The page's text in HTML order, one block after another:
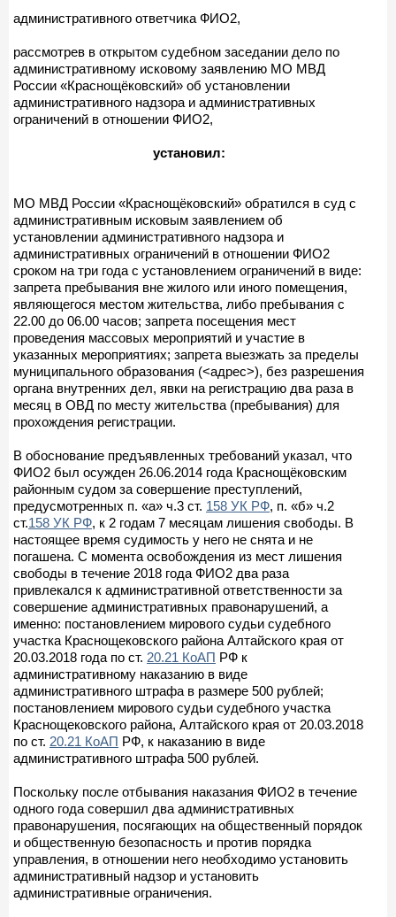
административного ответчика ФИО2,
рассмотрев в открытом судебном заседании дело по
административному исковому заявлению МО МВД
России «Краснощёковский» об установлении
административного надзора и административных
ограничений в отношении ФИО2,
установил:
МО МВД России «Краснощёковский» обратился в суд с
административным исковым заявлением об
установлении административного надзора и
административных ограничений в отношении ФИО2
сроком на три года с установлением ограничений в виде:
запрета пребывания вне жилого или иного помещения,
являющегося местом жительства, либо пребывания с
22.00 до 06.00 часов; запрета посещения мест
проведения массовых мероприятий и участие в
указанных мероприятиях; запрета выезжать за пределы
муниципального образования (<адрес>), без разрешения
органа внутренних дел, явки на регистрацию два раза в
месяц в ОВД по месту жительства (пребывания) для
прохождения регистрации.
В обоснование предъявленных требований указал, что
ФИО2 был осужден 26.06.2014 года Краснощёковским
районным судом за совершение преступлений,
предусмотренных п. «а» ч.3 ст. 158 УК РФ, п. «б» ч.2
ст.158 УК РФ, к 2 годам 7 месяцам лишения свободы. В
настоящее время судимость у него не снята и не
погашена. С момента освобождения из мест лишения
свободы в течение 2018 года ФИО2 два раза
привлекался к административной ответственности за
совершение административных правонарушений, а
именно: постановлением мирового судьи судебного
участка Краснощековского района Алтайского края от
20.03.2018 года по ст. 20.21 КоАП РФ к
административному наказанию в виде
административного штрафа в размере 500 рублей;
постановлением мирового судьи судебного участка
Краснощековского района, Алтайского края от 20.03.2018
по ст. 20.21 КоАП РФ, к наказанию в виде
административного штрафа 500 рублей.
Поскольку после отбывания наказания ФИО2 в течение
одного года совершил два административных
правонарушения, посягающих на общественный порядок
и общественную безопасность и против порядка
управления, в отношении него необходимо установить
административный надзор и установить
административные ограничения.